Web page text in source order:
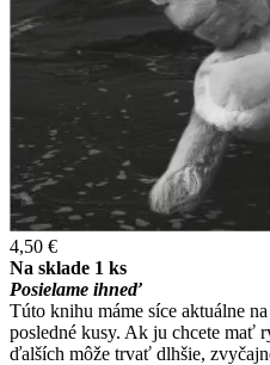
4,50 €
Na sklade 1 ks
Posielame ihneď
Túto knihu máme síce aktuálne
posledné kusy. Ak ju chcete mať
ďalších môže trvať dlhšie,